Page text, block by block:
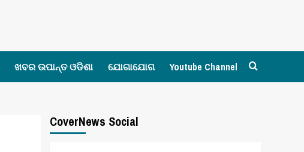
ଖବର ଉପାନ୍ତ ଓଡିଶା ଯୋଗାଯୋଗ Youtube Channel
CoverNews Social